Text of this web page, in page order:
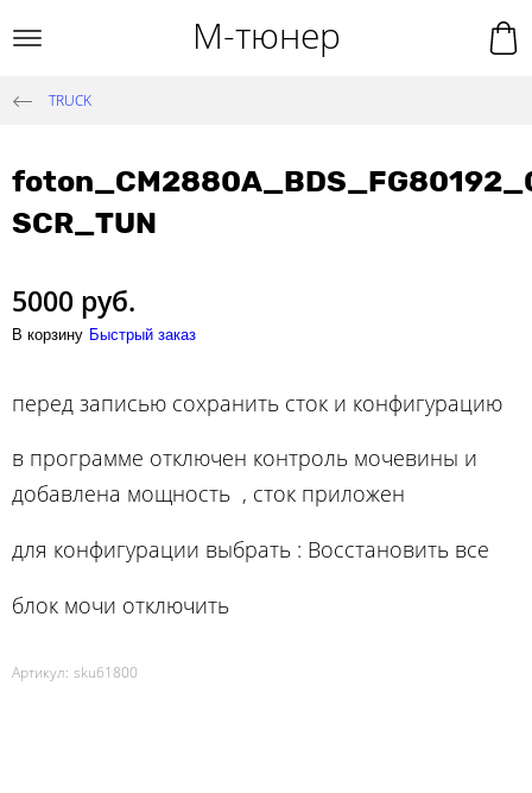
М-тюнер
TRUCK
SCR_TUN
5000 руб.
В корзину Быстрый заказ
перед записью сохранить сток и конфигурацию
в программе отключен контроль мочевины и
добавлена мощность , сток приложен
для конфигурации выбрать : Восстановить все
блок мочи отключить
Артикул: sku61800